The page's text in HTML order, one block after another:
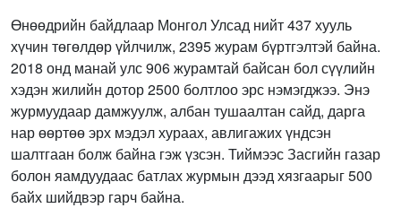
Өнөөдрийн байдлаар Монгол Улсад нийт 437 хууль
хүчин төгөлдөр үйлчилж, 2395 журам бүртгэлтэй байна.
2018 онд манай улс 906 журамтай байсан бол сүүлийн
хэдэн жилийн дотор 2500 болтлоо эрс нэмэгджээ. Энэ
журмуудаар дамжуулж, албан тушаалтан сайд, дарга
нар өөртөө эрх мэдэл хураах, авлигажих үндсэн
шалтгаан болж байна гэж үзсэн. Тиймээс Засгийн газар
болон яамдуудаас батлах журмын дээд хязгаарыг 500
байх шийдвэр гарч байна.